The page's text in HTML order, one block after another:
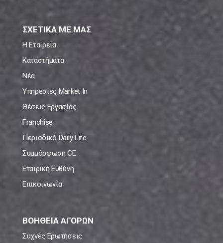
ΣΧΕΤΙΚΑ ΜΕ ΜΑΣ
Η Εταιρεία
Καταστήματα
Νέα
Υπηρεσίες Market In
Θέσεις Εργασίας
Franchise
Περιοδικό Daily Life
Συμμόρφωση CE
Εταιρική Ευθύνη
Επικοινωνία
ΒΟΗΘΕΙΑ ΑΓΟΡΩΝ
Συχνές Ερωτήσεις